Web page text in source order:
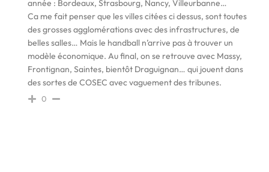
année : Bordeaux, Strasbourg, Nancy, Villeurbanne…
Ca me fait penser que les villes citées ci dessus, sont toutes
des grosses agglomérations avec des infrastructures, de
belles salles… Mais le handball n’arrive pas à trouver un
modèle économique. Au final, on se retrouve avec Massy,
Frontignan, Saintes, bientôt Draguignan… qui jouent dans
des sortes de COSEC avec vaguement des tribunes.
0